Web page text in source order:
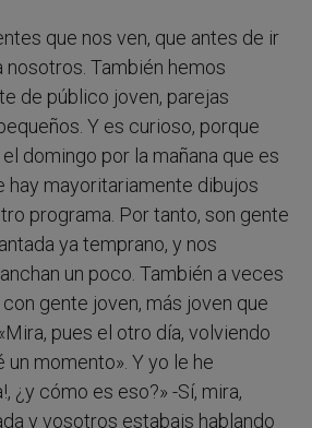
que nos ven, que antes de ir
nosotros. También hemos
de público joven, parejas
Y es curioso, porque
domingo por la mañana que es
hay mayoritariamente dibujos
programa. Por tanto, son gente
ya temprano, y nos
un poco. También a veces
gente joven, más joven que
pues el otro día, volviendo
un momento». Y yo le he
¿y cómo es eso?» -Sí, mira,
y vosotros estabais hablando